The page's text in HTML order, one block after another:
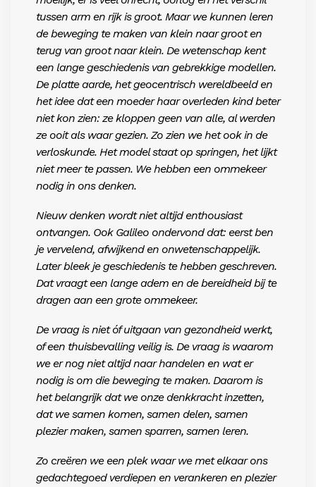
tussen arm en rijk is groot. Maar we kunnen leren
de beweging te maken van klein naar groot en
terug van groot naar klein. De wetenschap kent
een lange geschiedenis van gebrekkige modellen.
De platte aarde, het geocentrisch wereldbeeld en
het idee dat een moeder haar overleden kind beter
niet kon zien: ze kloppen geen van alle, al werden
ze ooit als waar gezien. Zo zien we het ook in de
verloskunde. Het model staat op springen, het lijkt
niet meer te passen. We hebben een ommekeer
nodig in ons denken.
Nieuw denken wordt niet altijd enthousiast
ontvangen. Ook Galileo ondervond dat: eerst ben
je vervelend, afwijkend en onwetenschappelijk.
Later bleek je geschiedenis te hebben geschreven.
Dat vraagt een lange adem en de bereidheid bij te
dragen aan een grote ommekeer.
De vraag is niet óf uitgaan van gezondheid werkt,
of een thuisbevalling veilig is. De vraag is waarom
we er nog niet altijd naar handelen en wat er
nodig is om die beweging te maken. Daarom is
het belangrijk dat we onze denkkracht inzetten,
dat we samen komen, samen delen, samen
plezier maken, samen sparren, samen leren.
Zo creëren we een plek waar we met elkaar ons
gedachtegoed verdiepen en verankeren en plezier